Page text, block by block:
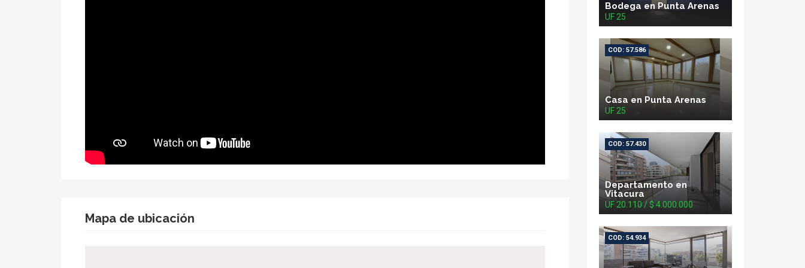
Mapa de ubicación
Bodega en Punta Arenas
UF 25
COD: 57.586
Casa en Punta Arenas
UF 25
COD: 57.430
Departamento en
Vitacura
UF 20.110 / $ 4.000.000
COD: 54.934